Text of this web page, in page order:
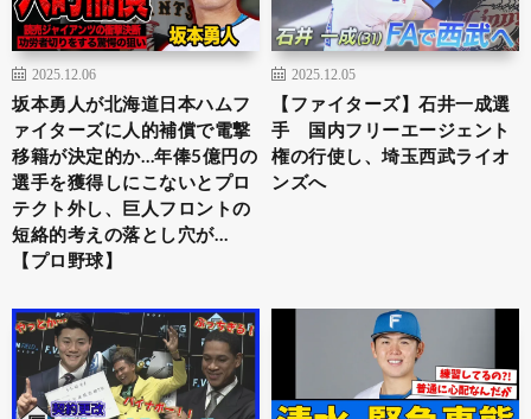
2025.12.06
坂本勇人が北海道日本ハムフ
ァイターズに人的補償で電撃
移籍が決定的か…年俸5億円の
選手を獲得しにこないとプロ
テクト外し、巨人フロントの
短絡的考えの落とし穴が…
【プロ野球】
2025.12.05
【ファイターズ】石井一成選
手 国内フリーエージェント
権の行使し、埼玉西武ライオ
ンズへ